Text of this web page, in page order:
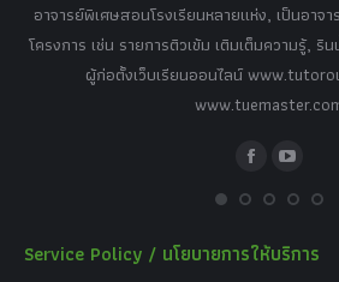
อาจารย์พิเศษสอนโรงเรียนหลายแห่ง, เป็นอาจ
โครงการ เช่น รายการติวเข้ม เติมเต็มความรู้, ริ
ผู้ก่อตั้งเว็บเรียนออนไลน์
FacebookYouTube
Service Policy / นโยบายการให้บริการ